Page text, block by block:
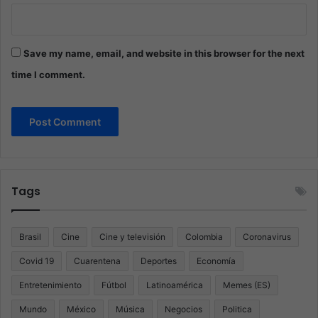
Save my name, email, and website in this browser for the next
time I comment.
Tags
Brasil Cine Cine y televisión Colombia Coronavirus
Covid 19 Cuarentena Deportes Economía
Entretenimiento Fútbol Latinoamérica Memes (ES)
Mundo México Música Negocios Politica